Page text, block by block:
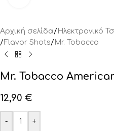
Αρχική σελίδα/ Ηλεκτρονικό
/Flavor Shots/ Mr. Tobacco
Mr. Tobacco
12,90 €
- +